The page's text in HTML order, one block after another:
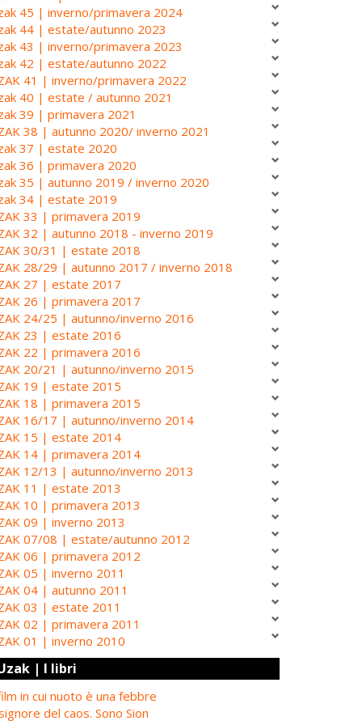
45 | inverno/primavera 2024
44 | estate/autunno 2023
43 | inverno/primavera 2023
42 | estate/autunno 2022
41 | inverno/primavera 2022
40 | estate / autunno 2021
39 | primavera 2021
38 | autunno 2020/ inverno 2021
37 | estate 2020
36 | primavera 2020
35 | autunno 2019 / inverno 2020
34 | estate 2019
33 | primavera 2019
32 | autunno 2018 - inverno 2019
30/31 | estate 2018
28/29 | autunno 2017 / inverno 2018
27 | estate 2017
26 | primavera 2017
24/25 | autunno/inverno 2016
23 | estate 2016
22 | primavera 2016
20/21 | autunno/inverno 2015
19 | estate 2015
18 | primavera 2015
16/17 | autunno/inverno 2014
15 | estate 2014
14 | primavera 2014
12/13 | autunno/inverno 2013
11 | estate 2013
10 | primavera 2013
09 | inverno 2013
07/08 | estate/autunno 2012
06 | primavera 2012
05 | inverno 2011
04 | autunno 2011
03 | estate 2011
02 | primavera 2011
01 | inverno 2010
| I libri
in cui nuoto è una febbre
del caos. Sono Sion